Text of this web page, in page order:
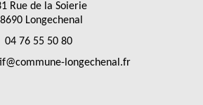
Rue de la Soierie
Longechenal
04 76 55 50 80
longechenal.fr